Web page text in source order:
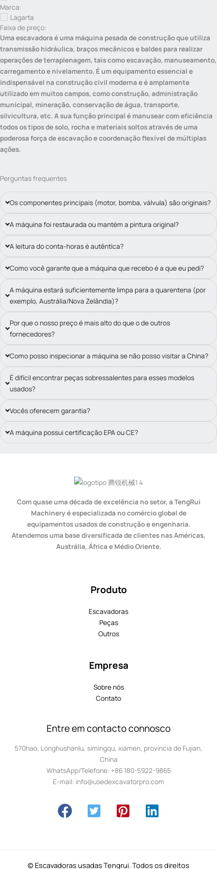
Marca:
Lagarta
Faixa de preço:
Uma escavadora é uma máquina pesada de construção que utiliza
transmissão hidráulica, braços mecânicos e baldes para realizar
operações de terraplenagem, tais como escavação, manuseamento,
carregamento e nivelamento. É um equipamento essencial e
indispensável na construção civil moderna e é amplamente
utilizado em muitos campos, como construção, administração
municipal, mineração, conservação de água, transporte,
silvicultura, etc. A sua função principal é manusear com eficiência
todos os tipos de solo, rocha e materiais soltos através de uma
poderosa força de escavação e coordenação flexível de múltiplas
ações.
Perguntas frequentes
Os componentes principais (motor, bomba, válvula) são originais?
A máquina foi restaurada ou mantém a pintura original?
A leitura do conta-horas é autêntica?
Como você garante que a máquina que recebo é a que eu pedi?
A máquina estará suficientemente limpa para a quarentena (por
exemplo, Austrália/Nova Zelândia)?
Por que o nosso preço é mais alto do que o de outros
fornecedores?
Como posso inspecionar a máquina se não posso visitar a China?
É difícil encontrar peças sobressalentes para esses modelos
usados?
Vocês oferecem garantia?
A máquina possui certificação EPA ou CE?
Com quase uma década de excelência no setor, a TengRui
Machinery é especializada no comércio global de
equipamentos usados de construção e engenharia.
Atendemos uma base diversificada de clientes nas Américas,
Austrália, África e Médio Oriente.
Produto
Escavadoras
Peças
Outros
Empresa
Sobre nós
Contato
Entre em contacto connosco
570hao, Longhushanlu, simingqu, xiamen, província de Fujian,
China
WhatsApp/Telefone: +86 180-5922-9865
E-mail: info@usedexcavatorpro.com
© Escavadoras usadas Tengrui. Todos os direitos